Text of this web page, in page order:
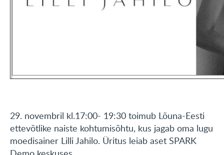
29. novembril kl.17:00- 19:30 toimub Lõuna-Eesti
ettevõtlike naiste kohtumisõhtu, kus jagab oma lugu
moedisainer Lilli Jahilo. Üritus leiab aset SPARK